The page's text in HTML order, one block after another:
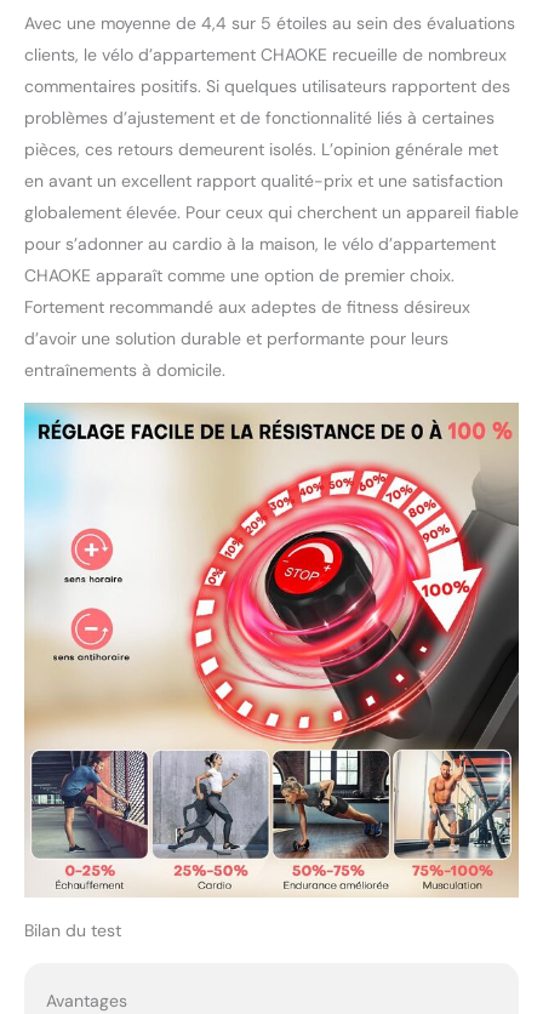
𝙙’𝙖𝙥𝙥𝙖𝙧𝙩𝙚𝙢𝙚𝙣𝙩 𝙖̀
𝙧𝙚́𝙨𝙞𝙨𝙩𝙖𝙣𝙘𝙚
𝙢𝙖𝙜𝙣𝙚́𝙩𝙞𝙦𝙪𝙚
𝙖𝙢𝙚́𝙡𝙞𝙤𝙧𝙚́𝙚, 𝙚𝙭𝙚𝙧𝙘𝙞𝙘𝙚
𝙪𝙡𝙩𝙧𝙖-𝙨𝙞𝙡𝙚𝙣𝙘𝙞𝙚𝙪𝙭: Le
vélo d’appartement
CHAOKE est équipé d’un
système de résistance
magnétique de nouvelle
génération, Combine
deux aimants et un
système de freinage à
plaquettes pour un
sans à-coups. Avec un
niveau sonore réduit à
seulement 20 décibels
(contre 50 décibels pour
la plupart des modèles),
vous pouvez vous
entraîner à tout moment,
de jour comme de nuit,
sans déranger votre
entourage. 🏆𝙍𝙚́𝙜𝙡𝙖𝙜𝙚
𝙙𝙚 𝙡𝙖 𝙧𝙚́𝙨𝙞𝙨𝙩𝙖𝙣𝙘𝙚 𝙙𝙚 𝟬
𝙖̀ 𝟭𝟬𝟬 % : Ce vélo de
fitness professionnel offre
une plage de résistance
réglable en continu, de 0
à 100 %. Grâce à son
système de freinage
classique, vous bénéficiez
d’un ajustement précis et
progressif de l’intensité.
Avec une moyenne de 4,4 sur 5 étoiles au sein des évaluations
clients, le vélo d’appartement CHAOKE recueille de nombreux
commentaires positifs. Si quelques utilisateurs rapportent des
problèmes d’ajustement et de fonctionnalité liés à certaines
pièces, ces retours demeurent isolés. L’opinion générale met
en avant un excellent rapport qualité-prix et une satisfaction
globalement élevée. Pour ceux qui cherchent un appareil fiable
pour s’adonner au cardio à la maison, le vélo d’appartement
CHAOKE apparaît comme une option de premier choix.
Fortement recommandé aux adeptes de fitness désireux
d’avoir une solution durable et performante pour leurs
entraînements à domicile.
Bilan du test
Avantages